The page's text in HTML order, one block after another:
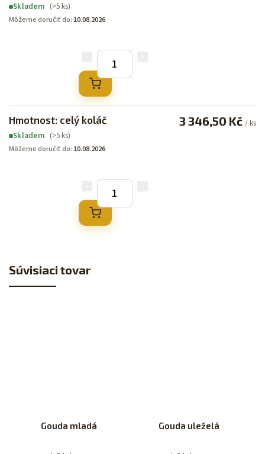
Skladem (>5 ks)
Môžeme doručiť do: 10.08.2026
Hmotnost: celý koláč
Skladem (>5 ks)
Môžeme doručiť do: 10.08.2026
3 346,50 Kč / ks
Súvisiaci tovar
Gouda mladá Gouda uleželá